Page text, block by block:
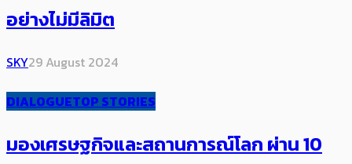
อย่างไม่มีลิมิต
SKY29 August 2024
DIALOGUETOP STORIES
มองเศรษฐกิจและสถานการณ์โลก ผ่าน 10